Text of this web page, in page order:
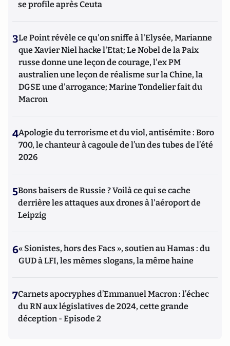
se profile après Ceuta
3Le Point révèle ce qu'on sniffe à l'Elysée, Marianne
que Xavier Niel hacke l'Etat; Le Nobel de la Paix
russe donne une leçon de courage, l'ex PM
australien une leçon de réalisme sur la Chine, la
DGSE une d'arrogance; Marine Tondelier fait du
Macron
4Apologie du terrorisme et du viol, antisémite : Boro
700, le chanteur à cagoule de l’un des tubes de l’été
2026
5Bons baisers de Russie ? Voilà ce qui se cache
derrière les attaques aux drones à l'aéroport de
Leipzig
6« Sionistes, hors des Facs », soutien au Hamas : du
GUD à LFI, les mêmes slogans, la même haine
7Carnets apocryphes d’Emmanuel Macron : l’échec
du RN aux législatives de 2024, cette grande
déception - Episode 2